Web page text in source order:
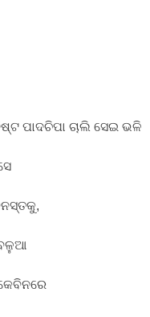
ପାଦଚିପା ଚାଲି ସେଇ ଭଳି